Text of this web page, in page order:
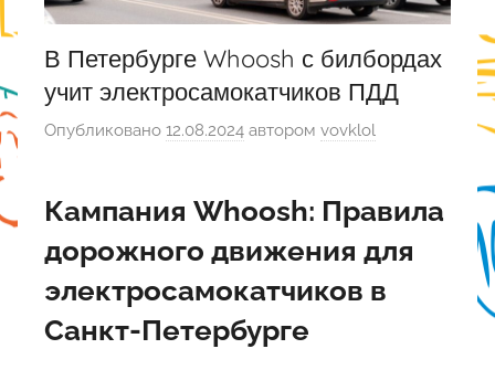
В Петербурге Whoosh с билбордах
учит электросамокатчиков ПДД
Опубликовано 12.08.2024 автором vovklol
Кампания Whoosh: Правила
дорожного движения для
электросамокатчиков в
Санкт-Петербурге